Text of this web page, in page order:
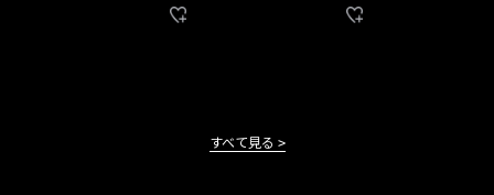
すべて見る